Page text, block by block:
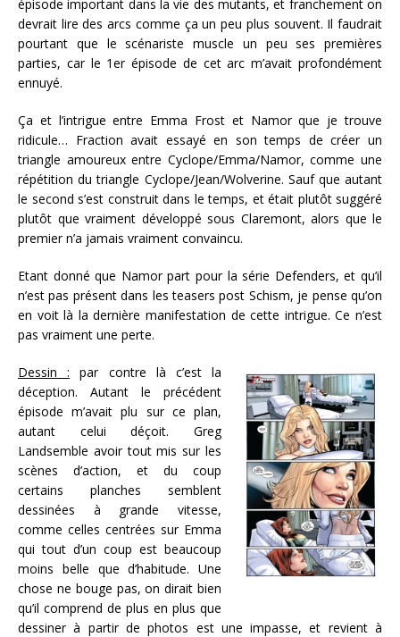
épisode important dans la vie des mutants, et franchement on
devrait lire des arcs comme ça un peu plus souvent. Il faudrait
pourtant que le scénariste muscle un peu ses premières
parties, car le 1er épisode de cet arc m’avait profondément
ennuyé.
Ça et l’intrigue entre Emma Frost et Namor que je trouve
ridicule… Fraction avait essayé en son temps de créer un
triangle amoureux entre Cyclope/Emma/Namor, comme une
répétition du triangle Cyclope/Jean/Wolverine. Sauf que autant
le second s’est construit dans le temps, et était plutôt suggéré
plutôt que vraiment développé sous Claremont, alors que le
premier n’a jamais vraiment convaincu.
Etant donné que Namor part pour la série Defenders, et qu’il
n’est pas présent dans les teasers post Schism, je pense qu’on
en voit là la dernière manifestation de cette intrigue. Ce n’est
pas vraiment une perte.
Dessin : par contre là c’est la
déception. Autant le précédent
épisode m’avait plu sur ce plan,
autant celui déçoit. Greg
Landsemble avoir tout mis sur les
scènes d’action, et du coup
certains planches semblent
dessinées à grande vitesse,
comme celles centrées sur Emma
qui tout d’un coup est beaucoup
moins belle que d’habitude. Une
chose ne bouge pas, on dirait bien
qu’il comprend de plus en plus que
dessiner à partir de photos est une impasse, et revient à